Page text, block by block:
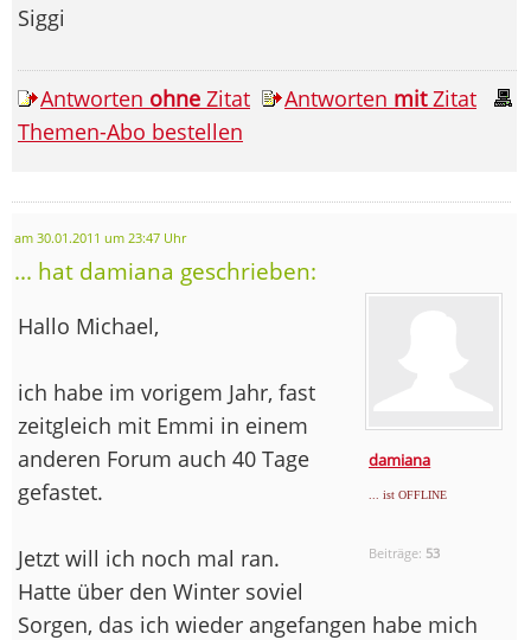
Siggi
Antworten ohne Zitat Antworten mitZitat
Themen-Abo bestellen
am 30.01.2011 um 23:47 Uhr
... hat damiana geschrieben:
damiana
... ist OFFLINE
Beiträge: 53
Hallo Michael,
ich habe im vorigem Jahr, fast
zeitgleich mit Emmi in einem
anderen Forum auch 40 Tage
gefastet.
Jetzt will ich noch mal ran.
Hatte über den Winter soviel
Sorgen, das ich wieder angefangen habe mich